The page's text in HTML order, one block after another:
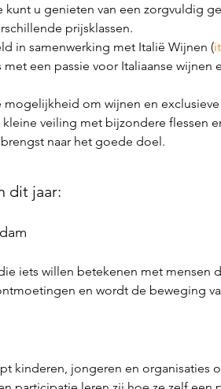
kunt u genieten van een zorgvuldig
prijsklassen.
in samenwerking met Italië Wijnen (
met een passie voor Italiaanse wijnen
mogelijkheid om wijnen en
veiling met bijzondere flessen
naar het goede doel.
dit jaar:
iets willen betekenen met mensen
en wordt de beweging
kinderen, jongeren en organisaties